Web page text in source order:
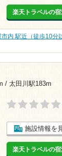
楽天トラベルの
内 駅近（徒歩10分
/ 太田川駅183m
施設情報を
楽天トラベルの